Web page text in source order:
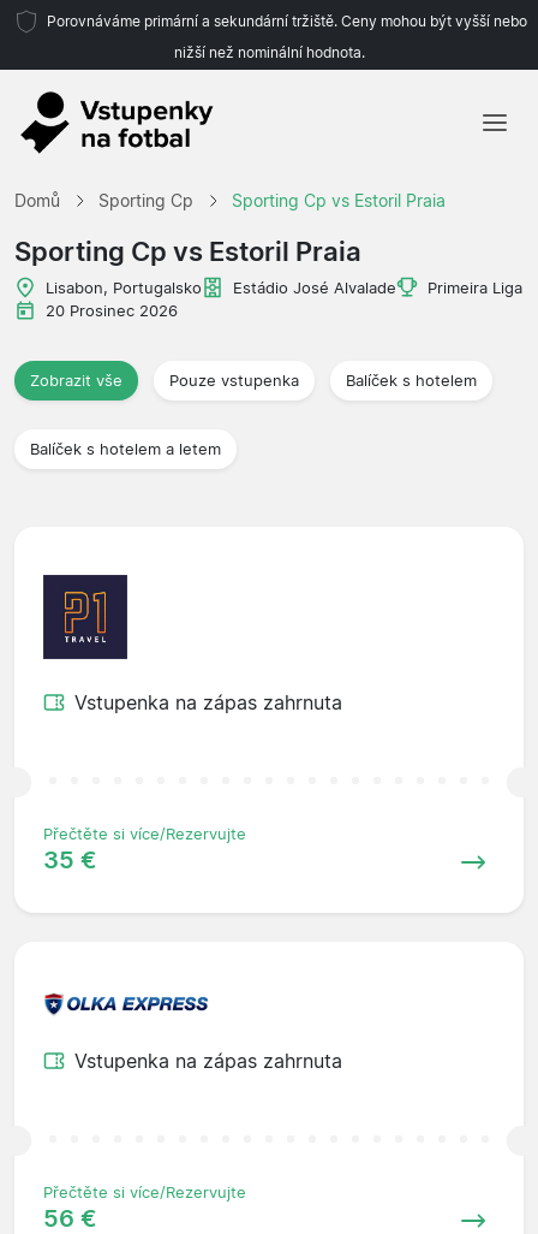
Porovnáváme primární a sekundární tržiště. Ceny mohou být vyšší nebo
nižší než nominální hodnota.
Domů Sporting Cp Sporting Cp vs Estoril Praia
Sporting Cp vs Estoril Praia
Lisabon, Portugalsko Estádio José Alvalade
Primeira Liga
20 Prosinec 2026
Zobrazit vše Pouze vstupenka Balíček s hotelem
Balíček s hotelem a letem
Vstupenka na zápas zahrnuta
Přečtěte si více/Rezervujte
35 €
Vstupenka na zápas zahrnuta
Přečtěte si více/Rezervujte
56 €